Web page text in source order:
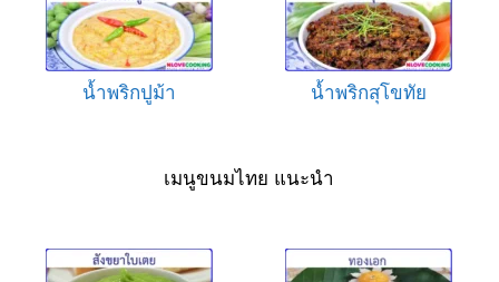
น้ำพริกปูม้า น้ำพริกสุโขทัย
เมนูขนมไทย แนะนำ